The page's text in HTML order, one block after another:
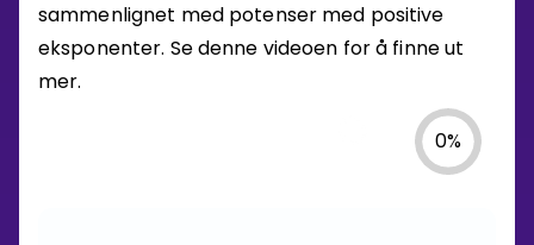
sammenlignet med potenser med positive
eksponenter. Se denne videoen for å finne ut
mer.
0%